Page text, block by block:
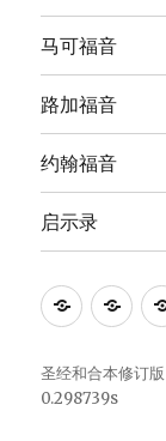
马可福音
路加福音
约翰福音
启示录
Anna's
Study
圣
和
圣经和合本修订版
0.298739s